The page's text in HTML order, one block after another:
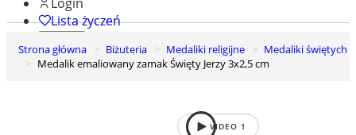
Lista życzeń
0
Koszyk
Strona główna Biżuteria Medaliki religijne
Medaliki świętych
Medalik emaliowany zamak Święty Jerzy 3x2,5 cm
VIDEO 1